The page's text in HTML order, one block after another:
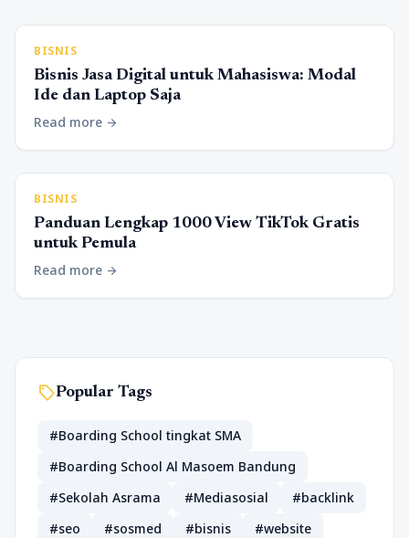
BISNIS
Bisnis Jasa Digital untuk Mahasiswa: Modal
Ide dan Laptop Saja
Read more arrow_forward
BISNIS
Panduan Lengkap 1000 View TikTok Gratis
untuk Pemula
Read more arrow_forward
sellPopular Tags
#Boarding School tingkat SMA
#Boarding School Al Masoem Bandung
#Sekolah Asrama
#Mediasosial
#backlink
#seo
#sosmed #bisnis
#website